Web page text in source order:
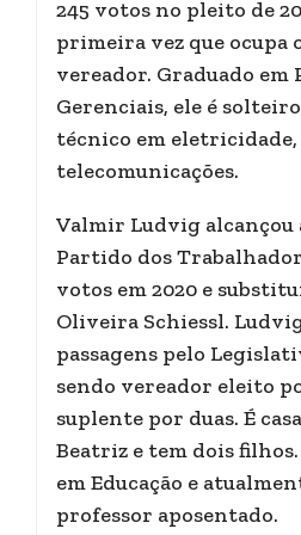
245 votos no pleito de
primeira vez que ocupa
vereador. Graduado em
Gerenciais, ele é
técnico em
telecomunicações.
Valmir Ludvig alcançou
Partido dos
votos em 2020 e
Oliveira Schiessl.
passagens pelo
sendo vereador eleito
suplente por duas. É
Beatriz e tem dois
em Educação e
professor aposentado.